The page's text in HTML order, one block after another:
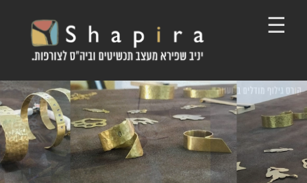
קורס ריינו
הרשמה מוקדמת במחירים מיוחדים!